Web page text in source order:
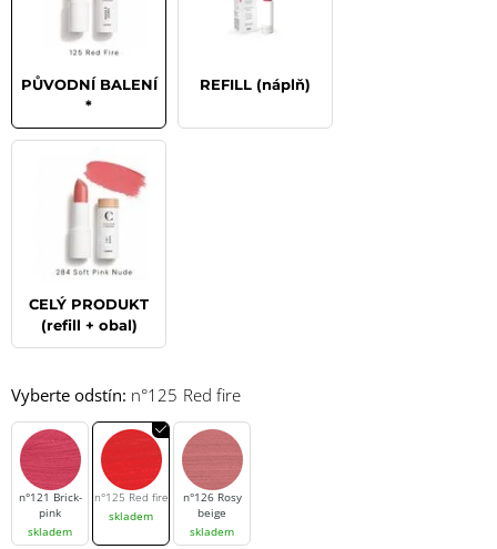
PŮVODNÍ BALENÍ
*
REFILL (náplň)
CELÝ PRODUKT
(refill + obal)
Vyberte odstín: n°125 Red fire
n°121 Brick-
pink
skladem
n°125 Red fire
skladem
n°126 Rosy
beige
skladem